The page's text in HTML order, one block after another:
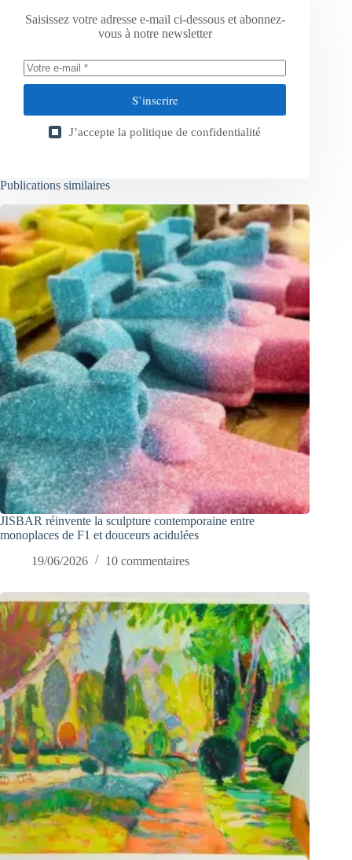
Saisissez votre adresse e-mail ci-dessous et abonnez-
vous à notre newsletter
S’inscrire
J’accepte la politique de confidentialité
Publications similaires
JISBAR réinvente la sculpture contemporaine entre
monoplaces de F1 et douceurs acidulées
19/06/2026
10 commentaires